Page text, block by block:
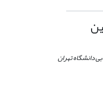
دانشگاه تهران